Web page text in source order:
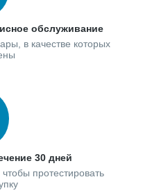
обслуживание
в качестве которых
30 дней
протестировать